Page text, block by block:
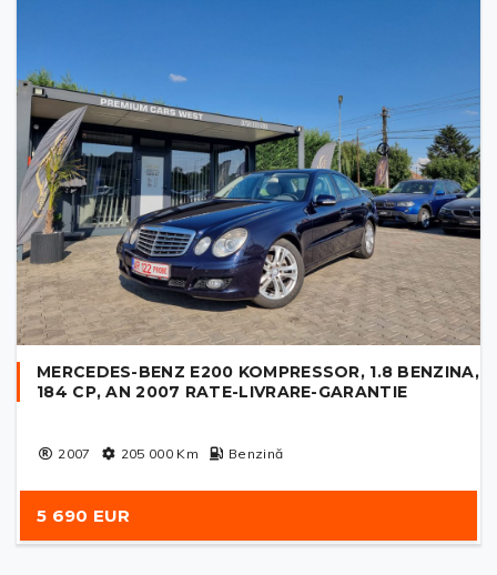
MERCEDES-BENZ E200 KOMPRESSOR, 1.8 BENZINA,
184 CP, AN 2007 RATE-LIVRARE-GARANTIE
2007 205 000Km Benzină
5 690 EUR